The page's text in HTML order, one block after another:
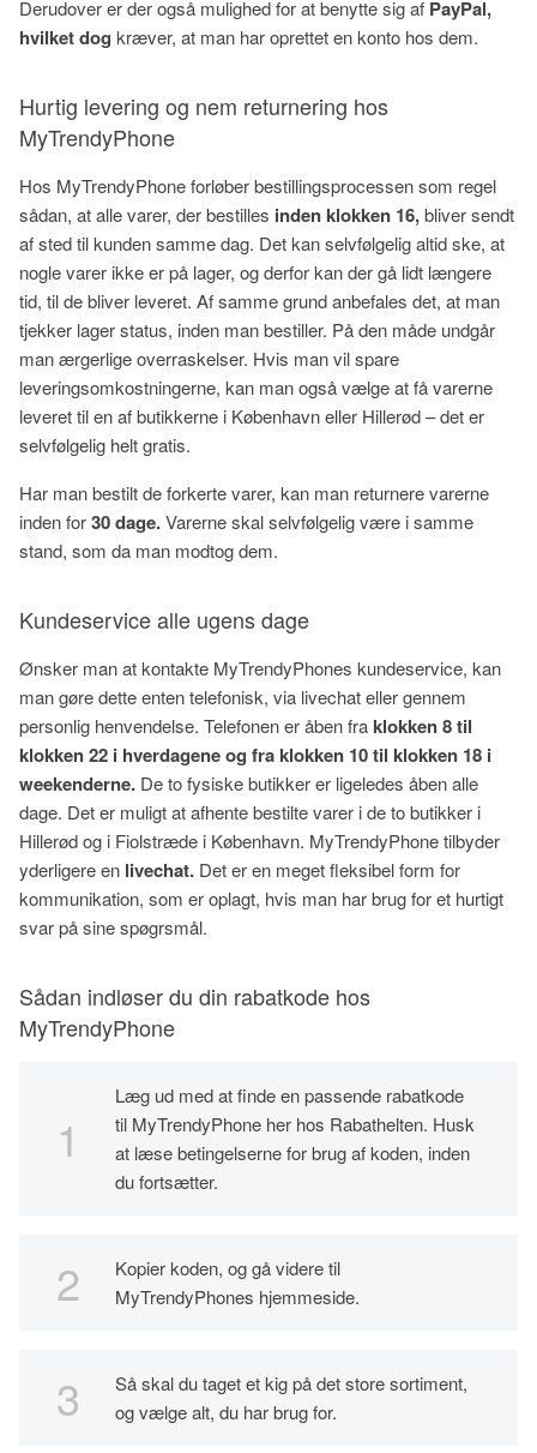
Derudover er der også mulighed for at benytte sig af PayPal,
hvilket dog kræver, at man har oprettet en konto hos dem.
Hurtig levering og nem returnering hos
MyTrendyPhone
Hos MyTrendyPhone forløber bestillingsprocessen som regel
sådan, at alle varer, der bestilles inden klokken 16,bliver sendt
af sted til kunden samme dag. Det kan selvfølgelig altid ske, at
nogle varer ikke er på lager, og derfor kan der gå lidt længere
tid, til de bliver leveret. Af samme grund anbefales det, at man
tjekker lager status, inden man bestiller. På den måde undgår
man ærgerlige overraskelser. Hvis man vil spare
leveringsomkostningerne, kan man også vælge at få varerne
leveret til en af butikkerne i København eller Hillerød – det er
selvfølgelig helt gratis.
Har man bestilt de forkerte varer, kan man returnere varerne
inden for30 dage.Varerne skal selvfølgelig være i samme
stand, som da man modtog dem.
Kundeservice alle ugens dage
Ønsker man at kontakte MyTrendyPhones kundeservice, kan
man gøre dette enten telefonisk, via livechat eller gennem
personlig henvendelse. Telefonen er åben fra klokken 8 til
klokken 22 i hverdagene og fra klokken 10 til klokken 18 i
weekenderne. De to fysiske butikker er ligeledes åben alle
dage. Det er muligt at afhente bestilte varer i de to butikker i
Hillerød og i Fiolstræde i København. MyTrendyPhone tilbyder
yderligere en livechat. Det er en meget fleksibel form for
kommunikation, som er oplagt, hvis man har brug for et hurtigt
svar på sine spøgrsmål.
Sådan indløser du din rabatkode hos
MyTrendyPhone
Læg ud med at finde en passende rabatkode
til MyTrendyPhone her hos Rabathelten. Husk
at læse betingelserne for brug af koden, inden
du fortsætter.
Kopier koden, og gå videre til
MyTrendyPhones hjemmeside.
Så skal du taget et kig på det store sortiment,
og vælge alt, du har brug for.